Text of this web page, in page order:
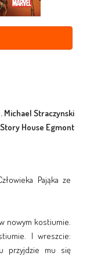
Michael Straczynski
Story House Egmont
Pająka ze
nowym kostiumie.
I wreszcie:
przyjdzie mu się